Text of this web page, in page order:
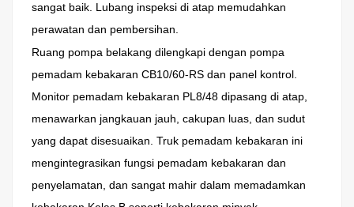
sangat baik. Lubang inspeksi di atap memudahkan
perawatan dan pembersihan.
Ruang pompa belakang dilengkapi dengan pompa
pemadam kebakaran CB10/60-RS dan panel kontrol.
Monitor pemadam kebakaran PL8/48 dipasang di atap,
menawarkan jangkauan jauh, cakupan luas, dan sudut
yang dapat disesuaikan. Truk pemadam kebakaran ini
mengintegrasikan fungsi pemadam kebakaran dan
penyelamatan, dan sangat mahir dalam memadamkan